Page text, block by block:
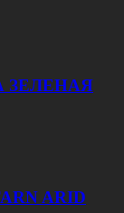
ЗЕЛЕНАЯ
ARID